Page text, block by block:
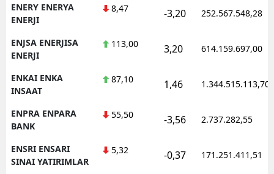
ENERY ENERYA
ENERJI
8,47 -3,20 252.567.548,28
ENJSA ENERJISA
ENERJI
113,00 3,20 614.159.697,00
ENKAI ENKA
INSAAT
87,10 1,46 1.344.515.113,70
ENPRA ENPARA
BANK
55,50 -3,56 2.737.282,55
ENSRI ENSARI
SINAI YATIRIMLAR
5,32 -0,37 171.251.411,51